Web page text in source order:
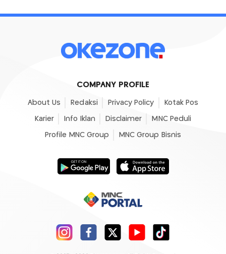
COMPANY PROFILE
About Us Redaksi Privacy Policy Kotak Pos
Karier Info Iklan Disclaimer MNC Peduli
Profile MNC Group MNC Group Bisnis